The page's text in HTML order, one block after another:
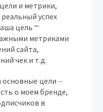
и метрики,
успех
цель ⎻
метриками
сайта,
чек и т.д.
основные цели ⏤
о моем бренде,
в